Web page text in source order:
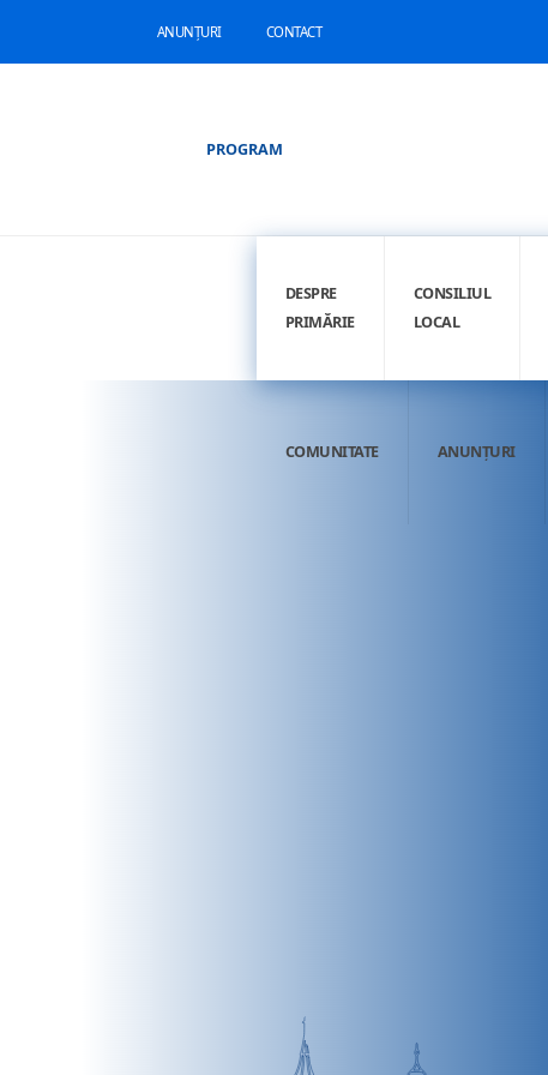
ANUNȚURI CONTACT
PROGRAM
DESPRE
PRIMĂRIE
CONSILIUL
LOCAL
COMUNITATE ANUNȚURI